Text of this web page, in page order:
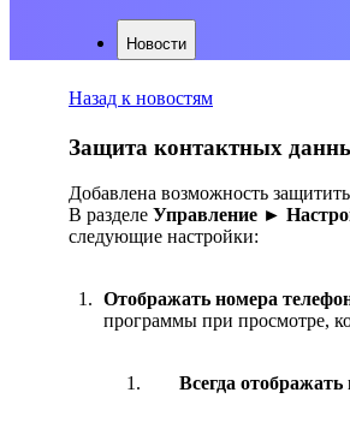
Новости
Назад к новостям
Защита контактных
Добавлена возможность
В разделе Управление ►
следующие настройки:
Отображать номера
программы при просмотре,
Всегда